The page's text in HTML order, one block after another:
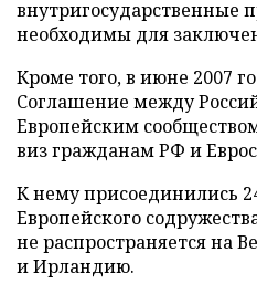
внутригосударственные
необходимы для
Кроме того, в июне 2007
Соглашение между
Европейским
виз гражданам РФ и
К нему присоединились
Европейского
не распространяется на
и Ирландию.